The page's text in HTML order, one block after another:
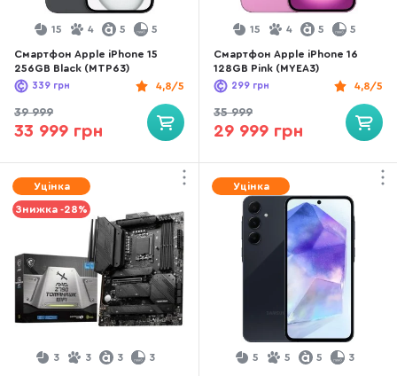
15 4 5 5
Смартфон Apple iPhone 15
256GB Black (MTP63)
4,8/5
339 грн
39 999
33 999 грн
15 4 5 5
Смартфон Apple iPhone 16
128GB Pink (MYEA3)
4,8/5
299 грн
35 999
29 999 грн
Уцінка
Знижка -28%
3 3 3 3
Уцінка
5 5 5 3